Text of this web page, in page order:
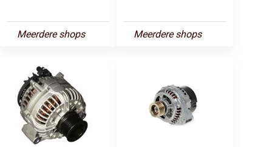
Meerdere shops Meerdere shops